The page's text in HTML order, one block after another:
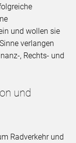
und wollen sie
verlangen
, Rechts- und
und
Radverkehr und